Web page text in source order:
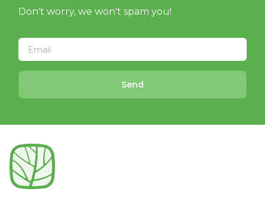
Don't worry, we won't spam you!
Send